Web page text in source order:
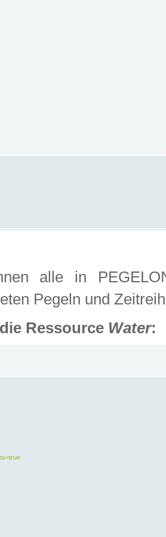
alle in
Pegeln und
Ressource Water: